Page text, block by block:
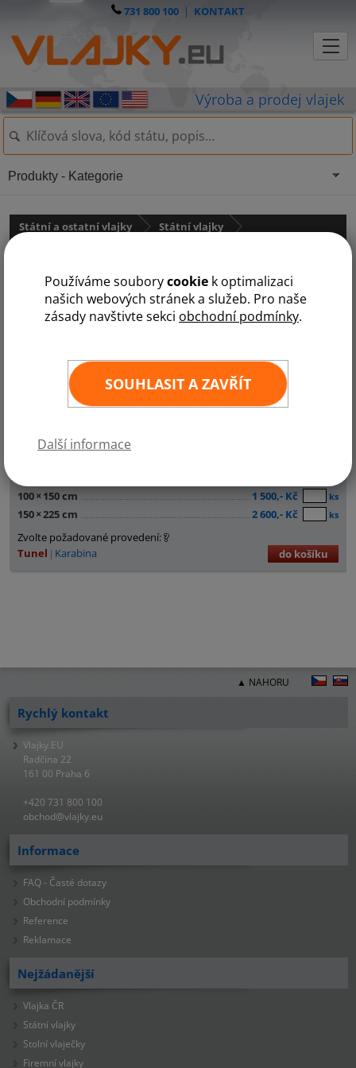
Používáme souborycookie k optimalizaci
našich webových stránek a služeb. Pro naše
zásady navštivte sekci obchodní podmínky.
SOUHLASIT A ZAVŘÍT
Další informace
731 800 100 | KONTAKT
Státní a ostatní vlajky
Státní vlajky
A B C E F G J K P S T U V
100×150 cm 1 500,- Kč ks
150×225 cm 2 600,- Kč ks
Zvolte požadované provedení:
Tunel
Karabina do košíku
Produkty - Kategorie
▲ NAHORU
Rychlý kontakt
Vlajky.EU
Radčina 22
161 00 Praha 6
+420 731 800 100
obchod@vlajky.eu
Informace
FAQ - Časté dotazy
Obchodní podmínky
Reference
Reklamace
Nejžádanější
Vlajka ČR
Státní vlajky
Stolní vlaječky
Firemní vlajky